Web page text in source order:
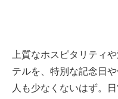
上質なホスピタリティ
テルを、特別な記念日
人も少なくないはず。